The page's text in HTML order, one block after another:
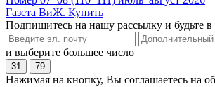
Газета ВиЖ. Купить
Подпишитесь на нашу рассылку и будьте в
и выберите большее число
31 79
Нажимая на кнопку, Вы соглашаетесь на